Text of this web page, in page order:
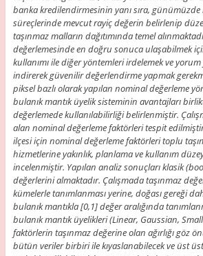
banka kredilendirmesinin yanı sıra,
süreçlerinde mevcut rayiç değerin belirlenip
taşınmaz malların dağıtımında temel
değerlemesinde en doğru sonuca ulaşabilmek
kullanımı ile diğer yöntemleri irdelemek ve
indirerek güvenilir değerlendirme yapmak
piksel bazlı olarak yapılan nominal değerleme
bulanık mantık üyelik sisteminin avantajları
değerlemede kullanılabilirliği belirlenmiştir.
alan nominal değerleme faktörleri tespit
ilçesi için nominal değerleme faktörleri toplu
hizmetlerine yakınlık, planlama ve kullanım
incelenmiştir. Yapılan analiz sonuçları klasik
değerlerini almaktadır. Çalışmada taşınmaz
kümelerle tanımlanması yerine, doğası gereği
bulanık mantıkla [0,1] değer aralığında
bulanık mantık üyelikleri (Linear, Gaussian,
faktörlerin taşınmaz değerine olan ağırlığı göz
bütün veriler birbiri ile kıyaslanabilecek ve üst